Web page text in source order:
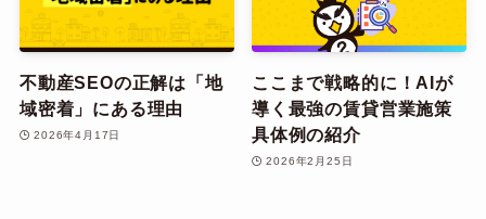
不動産SEOの正解は「地
域密着」にある理由
2026年4月17日
ここまで戦略的に！AIが
導く最強の賃貸営業施策
具体例の紹介
2026年2月25日